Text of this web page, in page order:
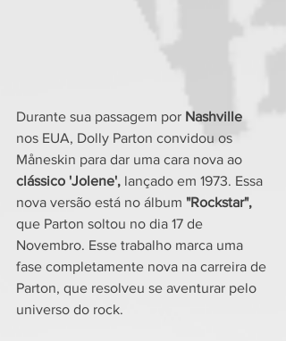
Durante sua passagem por Nashville
nos EUA, Dolly Parton convidou os
Måneskin para dar uma cara nova ao
clássico 'Jolene', lançado em 1973. Essa
nova versão está no álbum "Rockstar",
que Parton soltou no dia 17 de
Novembro. Esse trabalho marca uma
fase completamente nova na carreira de
Parton, que resolveu se aventurar pelo
universo do rock.